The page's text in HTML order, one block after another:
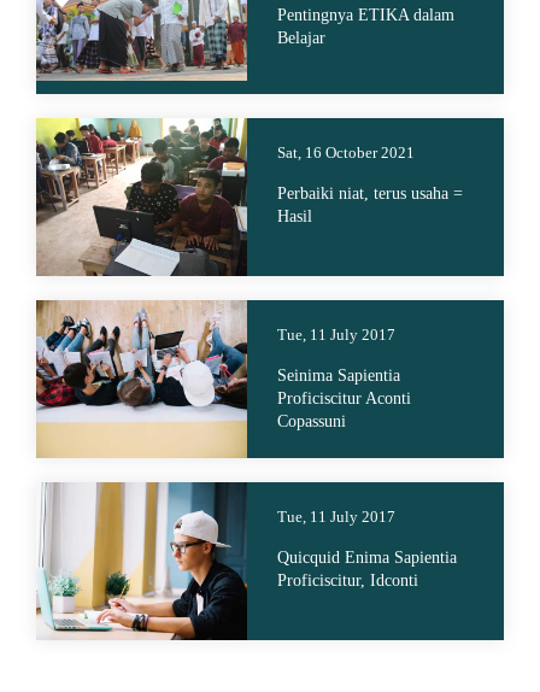
Pentingnya ETIKA dalam
Belajar
Sat, 16 October 2021
Perbaiki niat, terus usaha =
Hasil
Tue, 11 July 2017
Seinima Sapientia
Proficiscitur Aconti
Copassuni
Tue, 11 July 2017
Quicquid Enima Sapientia
Proficiscitur, Idconti